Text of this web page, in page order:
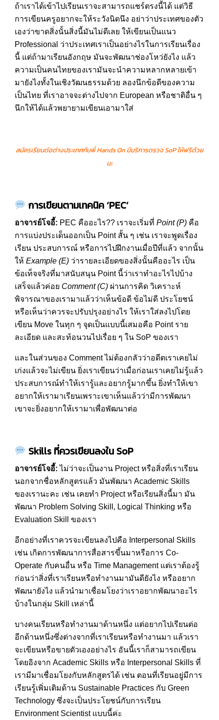
ถ้าเราได้เข้าไปเรียนเราจะสามารถแชร์ตรงนี้ได้ แต่วิธี
การเขียนครูอยากจะให้ระวังนิดนึง อย่าว่าประเทศของตัว
เองว่าขาดสิ่งนั้นสิ่งนี้มันไม่ดีเลย ให้เขียนเป็นแนว
Professional ว่าประเทศเราเป็นอย่างไรในการเรียนเรื่อง
นี้ แต่ถ้ามาเรียนอังกฤษ มันจะพัฒนาช่องโหว่ยังไง แล้ว
ความเป็นคนไทยของเรามันจะนำความหลากหลายเข้า
มายังไงทั้งในเชิงวัฒนธรรมด้วย ลองนึกข้อดีของความ
เป็นไทย ที่เราอาจจะต่างไปจาก European หรือชาติอื่น ๆ
นึกให้ได้แล้วพยายามเขียนเอามาใส่
สมัครเรียนต่อต่างประเทศกับพี่Hands On มีบริการตรวจ SoPให้ฟรีด้วย
นะ
การเขียนตามเทคนิค‘PEC’
อาจารย์โจอี้: PEC คืออะไร?? เราจะเริ่มที่ Point (P) คือ
การแบ่งประเด็นออกเป็น Point สั้น ๆ เช่น เราจะพูดเรื่อง
เรียน ประสบการณ์ หรือการไปฝึกงานเมื่อปีที่แล้ว จากนั้น
ให้ Example (E) ว่ารายละเอียดของสิ่งนั้นคืออะไร เป็น
ข้อเท็จจริงที่มาสนับสนุน Point นี้ว่าเราทำอะไรไปบ้าง
เสร็จแล้วค่อย Comment (C) ผ่านการคิด วิเคราะห์
พิจารณาของเรามาแล้วว่าเห็นข้อดี ข้อไม่ดี ประโยชน์
หรือเห็นว่าควรจะปรับปรุงอย่างไร ให้เราใส่ลงไปโดย
เขียน Move ในทุก ๆ จุดเป็นแบบนี้เสมอคือ Point ราย
ละเอียด และสะท้อนวนไปเรื่อย ๆ ใน SoP ของเรา
และในส่วนของ Comment ไม่ต้องกลัวว่าอดีตเราเคยไม่
เก่งแล้วจะไม่เขียน ยิ่งเราเขียนว่าเมื่อก่อนเราเคยไม่รู้แล้ว
ประสบการณ์ทำให้เรารู้และอยากรู้มากขึ้น ยิ่งทำให้เขา
อยากให้เรามาเรียนเพราะเขาเห็นแล้วว่ามีการพัฒนา
เขาจะยิ่งอยากให้เรามาเพื่อพัฒนาต่อ
Skills ที่ควรเขียนลงใน SoP
อาจารย์โจอี้:ไม่ว่าจะเป็นงาน Project หรือสิ่งที่เราเรียน
นอกจากชื่อหลักสูตรแล้ว มันพัฒนา Academic Skills
ของเรานะคะ เช่น เคยทำ Project หรือเรียนสิ่งนี้มา มัน
พัฒนา Problem Solving Skill, Logical Thinking หรือ
Evaluation Skill ของเรา
อีกอย่างที่เราควรจะเขียนลงไปคือ Interpersonal Skills
เช่น เกิดการพัฒนาการสื่อสารขึ้นมาหรือการ Co-
Operate กับคนอื่น หรือ Time Management แต่เราต้องรู้
ก่อนว่าสิ่งที่เราเรียนหรือทำงานมามันดียังไง หรืออยาก
พัฒนายังไง แล้วนำมาเชื่อมโยงว่าเราอยากพัฒนาอะไร
บ้างในกลุ่ม Skill เหล่านี้
บางคนเรียนหรือทำงานมาด้านหนึ่ง แต่อยากไปเรียนต่อ
อีกด้านหนึ่งซึ่งต่างจากที่เราเรียนหรือทำงานมา แล้วเรา
จะเขียนหรือขายตัวเองอย่างไร อันนี้เราก็สามารถเขียน
โดยอิงจาก Academic Skills หรือ Interpersonal Skills ที่
เรามีมาเชื่อมโยงกับหลักสูตรได้ เช่น ตอนที่เรียนอยู่มีการ
เรียนรู้เพิ่มเติมด้าน Sustainable Practices กับ Green
Technology ซึ่งจะเป็นประโยชน์กับการเรียน
Environment Scientist แบบนี้ค่ะ